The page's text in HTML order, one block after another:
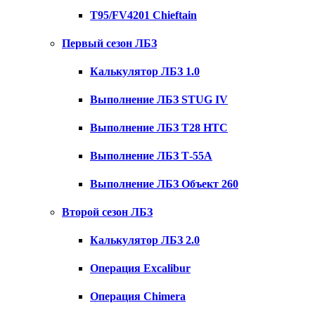
T95/FV4201 Chieftain
Первый сезон ЛБЗ
Калькулятор ЛБЗ 1.0
Выполнение ЛБЗ STUG IV
Выполнение ЛБЗ T28 HTC
Выполнение ЛБЗ Т-55А
Выполнение ЛБЗ Объект 260
Второй сезон ЛБЗ
Калькулятор ЛБЗ 2.0
Операция Excalibur
Операция Chimera